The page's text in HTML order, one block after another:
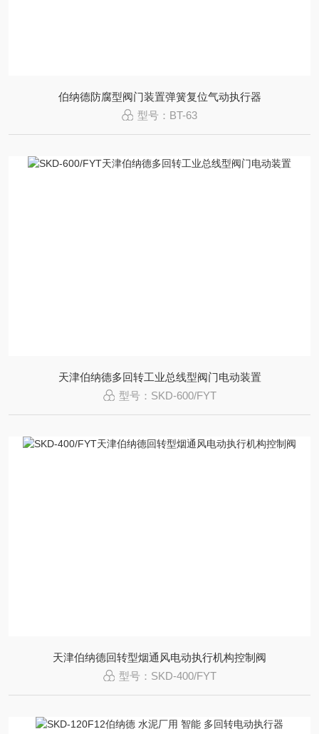
伯纳德防腐型阀门装置弹簧复位气动执行器
型号：BT-63
天津伯纳德多回转工业总线型阀门电动装置
型号：SKD-600/FYT
天津伯纳德回转型烟通风电动执行机构控制阀
型号：SKD-400/FYT